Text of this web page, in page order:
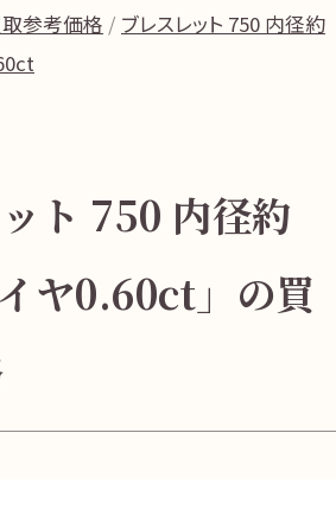
無 料
参考価格
ブレスレット 750 内径約
ット 750 内径約
ヤ0.60ct」の買